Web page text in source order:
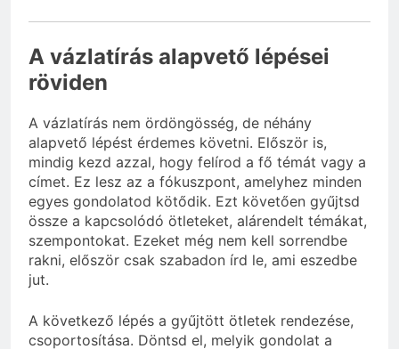
A vázlatírás alapvető lépései
röviden
A vázlatírás nem ördöngösség, de néhány
alapvető lépést érdemes követni. Először is,
mindig kezd azzal, hogy felírod a fő témát vagy a
címet. Ez lesz az a fókuszpont, amelyhez minden
egyes gondolatod kötődik. Ezt követően gyűjtsd
össze a kapcsolódó ötleteket, alárendelt témákat,
szempontokat. Ezeket még nem kell sorrendbe
rakni, először csak szabadon írd le, ami eszedbe
jut.
A következő lépés a gyűjtött ötletek rendezése,
csoportosítása. Döntsd el, melyik gondolat a